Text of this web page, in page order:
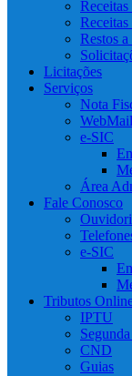
Restos a
Licitações
Serviços
Nota
WebMail
e-SIC
Área
Fale Conosco
e-SIC
Tributos
IPTU
CND
Guias